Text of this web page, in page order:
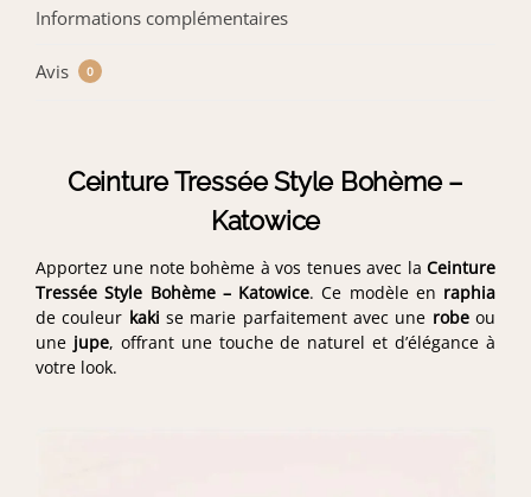
Informations complémentaires
Avis 0
Ceinture Tressée Style Bohème –
Katowice
Apportez une note bohème à vos tenues avec la Ceinture
Tressée Style Bohème – Katowice. Ce modèle en raphia
de couleur kaki se marie parfaitement avec une robeou
une jupe, offrant une touche de naturel et d’élégance à
votre look.